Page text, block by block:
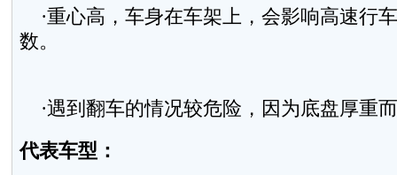
·重心高，车身在车架上，会影响高速行
数。
·遇到翻车的情况较危险，因为底盘厚重
代表车型：